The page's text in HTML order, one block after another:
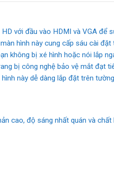
với đầu vào HDMI và VGA để
hình này cung cấp sáu cài
không bị xé hình hoặc nói lắp
bị công nghệ bảo vệ mắt đạt
này dễ dàng lắp đặt trên
cao, độ sáng nhất quán và